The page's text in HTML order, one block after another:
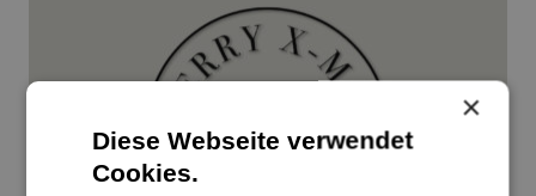
×
Diese Webseite verwendet
Cookies.